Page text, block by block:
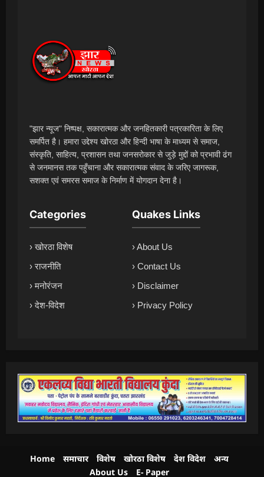
"झार न्यूज" निष्पक्ष, सकारात्मक और जनहितकारी पत्रकारिता के लिए
समर्पित है। हमारा उद्देश्य खोरठा और हिन्दी भाषा के माध्यम से समाज,
संस्कृति, साहित्य, प्रशासन तथा जनसरोकार से जुड़े मुद्दों को प्रभावी ढंग
से जनमानस तक पहुँचाना और सकारात्मक संवाद के जरिए जागरूक,
सशक्त एवं समरस समाज के निर्माण में योगदान देना है।
Categories
› खोरठा विशेष
› राजनीति
› मनोरंजन
› देश-विदेश
Quakes Links
› About Us
› Contact Us
› Disclaimer
› Privacy Policy
Home समाचार विशेष खोरठा विशेष देश विदेश
अन्य
About Us
E- Paper